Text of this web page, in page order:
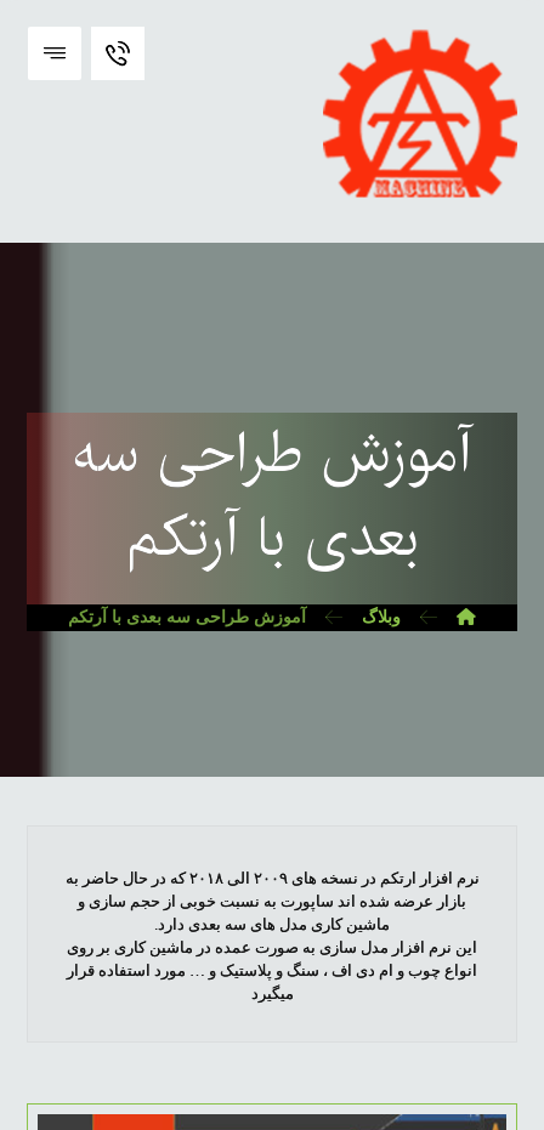
آموزش طراحی سه
بعدی با آرتکم
وبلاگ آموزش طراحی سه بعدی با آرتکم
نرم افزار ارتکم در نسخه های ۲۰۰۹ الی ۲۰۱۸ که در حال حاضر به
بازار عرضه شده اند ساپورت به نسبت خوبی از حجم سازی و
ماشین کاری مدل های سه بعدی دارد.
این نرم افزار مدل سازی به صورت عمده در ماشین کاری بر روی
انواع چوب و ام دی اف ، سنگ و پلاستیک و … مورد استفاده قرار
میگیرد